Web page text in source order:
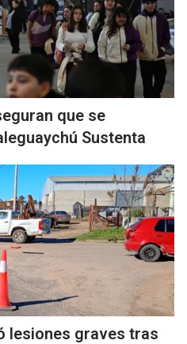
que se
Sustenta
lesiones graves tras